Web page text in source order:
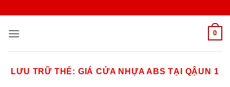
nội
0
LƯU TRỮ THẺ: GIÁ CỬA NHỰA ABS TẠI QẬUN 1